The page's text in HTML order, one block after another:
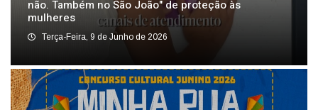
não. Também no São João" de proteção às
mulheres
Terça-Feira, 9 de Junho de 2026